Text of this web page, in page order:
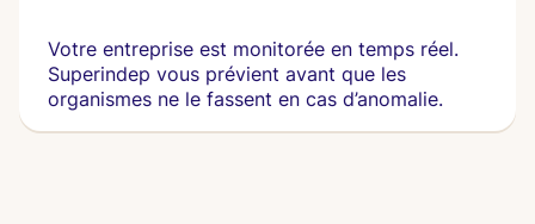
Votre entreprise est monitorée en temps réel.
Superindep vous prévient avant que les
organismes ne le fassent en cas d’anomalie.